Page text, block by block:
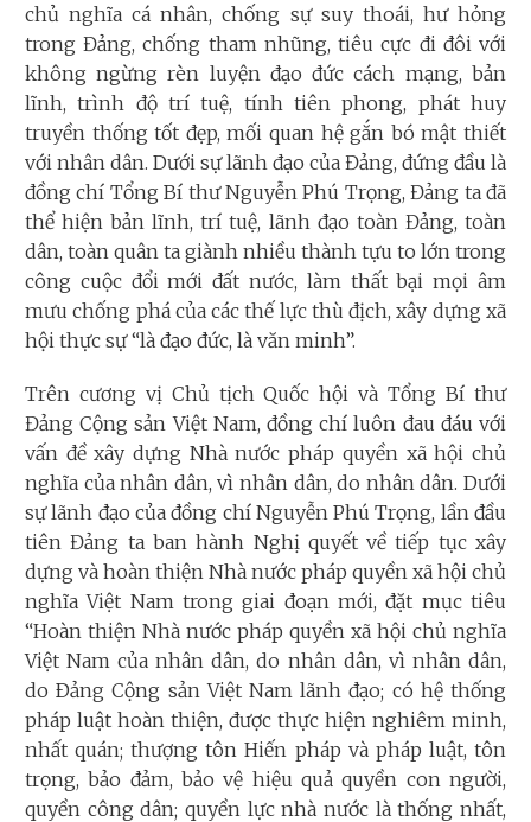
chủ nghĩa cá nhân, chống sự suy thoái, hư hỏng
trong Đảng, chống tham nhũng, tiêu cực đi đôi với
không ngừng rèn luyện đạo đức cách mạng, bản
lĩnh, trình độ trí tuệ, tính tiên phong, phát huy
truyền thống tốt đẹp, mối quan hệ gắn bó mật thiết
với nhân dân. Dưới sự lãnh đạo của Đảng, đứng đầu là
đồng chí Tổng Bí thư Nguyễn Phú Trọng, Đảng ta đã
thể hiện bản lĩnh, trí tuệ, lãnh đạo toàn Đảng, toàn
dân, toàn quân ta giành nhiều thành tựu to lớn trong
công cuộc đổi mới đất nước, làm thất bại mọi âm
mưu chống phá của các thế lực thù địch, xây dựng xã
hội thực sự “là đạo đức, là văn minh”.
Trên cương vị Chủ tịch Quốc hội và Tổng Bí thư
Đảng Cộng sản Việt Nam, đồng chí luôn đau đáu với
vấn đề xây dựng Nhà nước pháp quyền xã hội chủ
nghĩa của nhân dân, vì nhân dân, do nhân dân. Dưới
sự lãnh đạo của đồng chí Nguyễn Phú Trọng, lần đầu
tiên Đảng ta ban hành Nghị quyết về tiếp tục xây
dựng và hoàn thiện Nhà nước pháp quyền xã hội chủ
nghĩa Việt Nam trong giai đoạn mới, đặt mục tiêu
“Hoàn thiện Nhà nước pháp quyền xã hội chủ nghĩa
Việt Nam của nhân dân, do nhân dân, vì nhân dân,
do Ðảng Cộng sản Việt Nam lãnh đạo; có hệ thống
pháp luật hoàn thiện, được thực hiện nghiêm minh,
nhất quán; thượng tôn Hiến pháp và pháp luật, tôn
trọng, bảo đảm, bảo vệ hiệu quả quyền con người,
quyền công dân; quyền lực nhà nước là thống nhất,